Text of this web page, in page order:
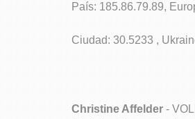
País: 185.86.79.89,
Ciudad: 30.5233 ,
Christine Affelder -